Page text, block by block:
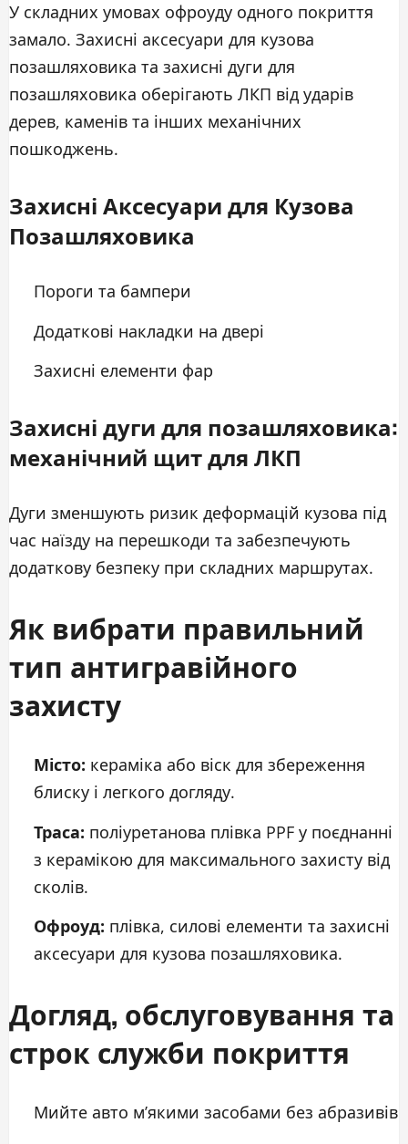
У складних умовах офроуду одного покриття
замало. Захисні аксесуари для кузова
позашляховика та захисні дуги для
позашляховика оберігають ЛКП від ударів
дерев, каменів та інших механічних
пошкоджень.
Захисні Аксесуари для Кузова
Позашляховика
Пороги та бампери
Додаткові накладки на двері
Захисні елементи фар
Захисні дуги для позашляховика:
механічний щит для ЛКП
Дуги зменшують ризик деформацій кузова під
час наїзду на перешкоди та забезпечують
додаткову безпеку при складних маршрутах.
Як вибрати правильний
тип антигравійного
захисту
Місто: кераміка або віск для збереження
блиску і легкого догляду.
Траса: поліуретанова плівка PPF у поєднанні
з керамікою для максимального захисту від
сколів.
Офроуд: плівка, силові елементи та захисні
аксесуари для кузова позашляховика.
Догляд, обслуговування та
строк служби покриття
Мийте авто м’якими засобами без абразивів